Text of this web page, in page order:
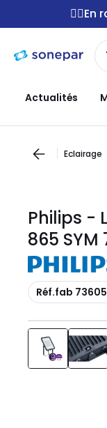
navigation
Passer
au
contenu
Actualités
Eclairage
Philips -
865
Copie
Réf.fab